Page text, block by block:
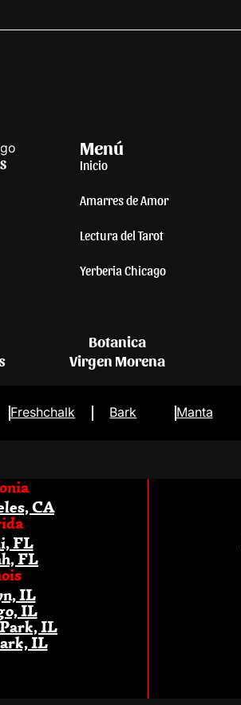
Menú
Inicio
Amarres de Amor
Lectura del Tarot
Yerberia Chicago
Botanica
Virgen Morena
Freshchalk Bark Manta
CA
FL
FL
IL
IL
IL
IL